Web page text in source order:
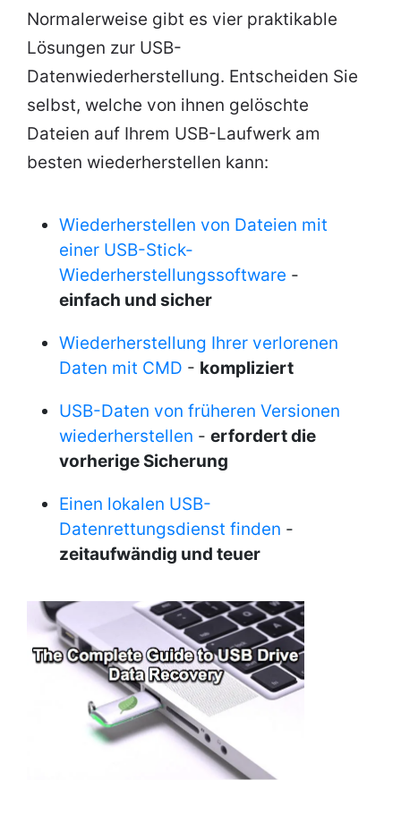
Normalerweise gibt es vier praktikable
Lösungen zur USB-
Datenwiederherstellung. Entscheiden Sie
selbst, welche von ihnen gelöschte
Dateien auf Ihrem USB-Laufwerk am
besten wiederherstellen kann:
Wiederherstellen von Dateien mit
einer USB-Stick-
Wiederherstellungssoftware -
einfach und sicher
Wiederherstellung Ihrer verlorenen
Daten mit CMD - kompliziert
USB-Daten von früheren Versionen
wiederherstellen - erfordert die
vorherige Sicherung
Einen lokalen USB-
Datenrettungsdienst finden -
zeitaufwändig und teuer